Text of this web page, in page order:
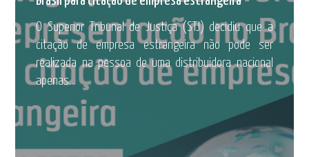
O Superior Tribunal de Justiça (STJ) decidiu que a
citação de empresa estrangeira não pode ser
realizada na pessoa de uma distribuidora nacional
apenas...